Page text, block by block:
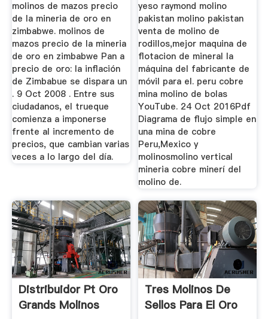
molinos de mazos precio
de la mineria de oro en
zimbabwe. molinos de
mazos precio de la mineria
de oro en zimbabwe Pan a
precio de oro: la inflación
de Zimbabue se dispara un
. 9 Oct 2008 . Entre sus
ciudadanos, el trueque
comienza a imponerse
frente al incremento de
precios, que cambian varias
veces a lo largo del día.
yeso raymond molino
pakistan molino pakistan
venta de molino de
rodillos,mejor maquina de
flotacion de mineral la
máquina del fabricante de
móvil para el. peru cobre
mina molino de bolas
YouTube. 24 Oct 2016Pdf
Diagrama de flujo simple en
una mina de cobre
Peru,Mexico y
molinosmolino vertical
mineria cobre minerí del
molino de.
Distribuidor Pt Oro
Grands Molinos
Tres Molinos De
Sellos Para El Oro